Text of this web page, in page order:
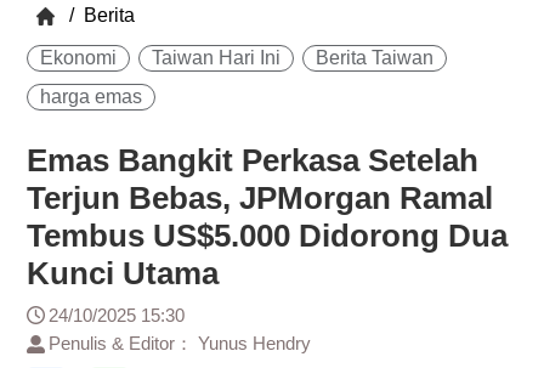
/ Berita
Ekonomi Taiwan Hari Ini
Berita Taiwan
harga emas
Emas Bangkit Perkasa Setelah
Terjun Bebas, JPMorgan Ramal
Tembus US$5.000 Didorong Dua
Kunci Utama
24/10/2025 15:30
Penulis & Editor： Yunus Hendry